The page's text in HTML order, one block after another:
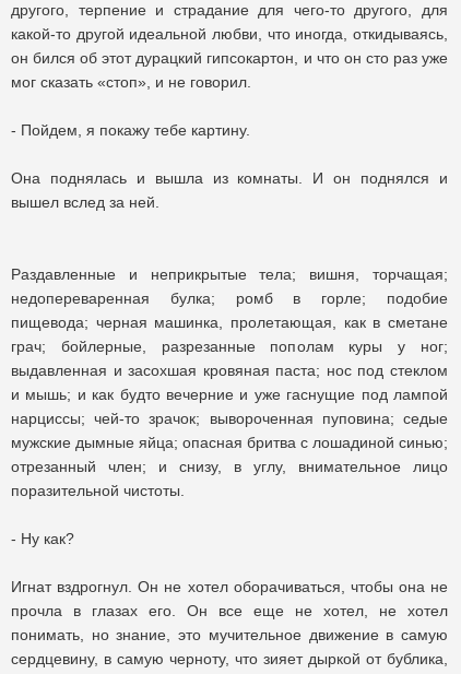
другого, терпение и страдание для чего-то другого, для
какой-то другой идеальной любви, что иногда, откидываясь,
он бился об этот дурацкий гипсокартон, и что он сто раз уже
мог сказать «стоп», и не говорил.
- Пойдем, я покажу тебе картину.
Она поднялась и вышла из комнаты. И он поднялся и
вышел вслед за ней.
Раздавленные и неприкрытые тела; вишня, торчащая;
недопереваренная булка; ромб в горле; подобие
пищевода; черная машинка, пролетающая, как в сметане
грач; бойлерные, разрезанные пополам куры у ног;
выдавленная и засохшая кровяная паста; нос под стеклом
и мышь; и как будто вечерние и уже гаснущие под лампой
нарциссы; чей-то зрачок; вывороченная пуповина; седые
мужские дымные яйца; опасная бритва с лошадиной синью;
отрезанный член; и снизу, в углу, внимательное лицо
поразительной чистоты.
- Ну как?
Игнат вздрогнул. Он не хотел оборачиваться, чтобы она не
прочла в глазах его. Он все еще не хотел, не хотел
понимать, но знание, это мучительное движение в самую
сердцевину, в самую черноту, что зияет дыркой от бублика,